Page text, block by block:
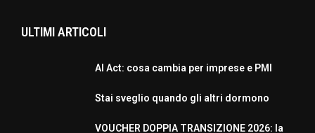
ULTIMI ARTICOLI
AI Act: cosa cambia per imprese e PMI
Stai sveglio quando gli altri dormono
VOUCHER DOPPIA TRANSIZIONE 2026: la